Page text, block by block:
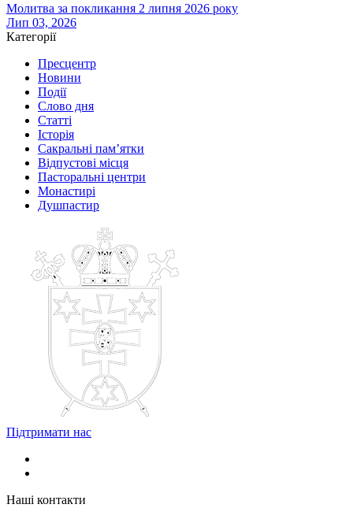
Молитва за покликання 2 липня 2026 року
Лип 03, 2026
Категорії
Пресцентр
Новини
Події
Слово дня
Статті
Історія
Сакральні пам’ятки
Відпустові місця
Пасторальні центри
Монастирі
Душпастир
Підтримати нас
Наші контакти